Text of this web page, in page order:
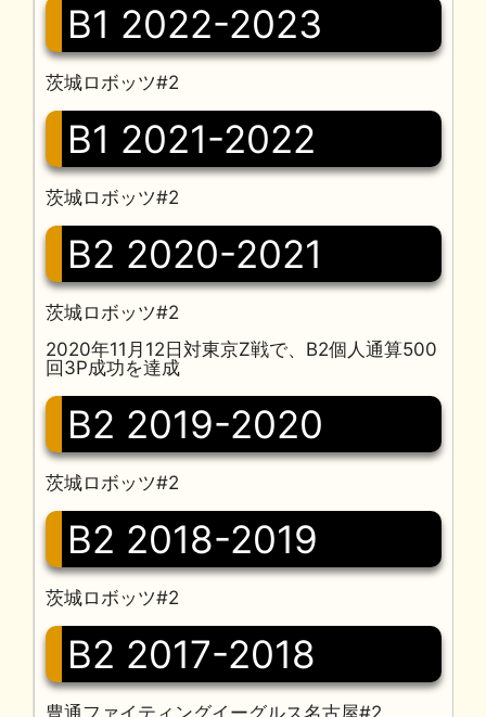
B1 2022-2023
茨城ロボッツ#2
B1 2021-2022
茨城ロボッツ#2
B2 2020-2021
茨城ロボッツ#2
2020年11月12日対東京Z戦で、B2個人通算500
回3P成功を達成
B2 2019-2020
茨城ロボッツ#2
B2 2018-2019
茨城ロボッツ#2
B2 2017-2018
豊通ファイティングイーグルス名古屋#2